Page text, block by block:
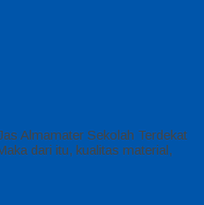
Almamater Sekolah Terdekat
dari itu, kualitas material,